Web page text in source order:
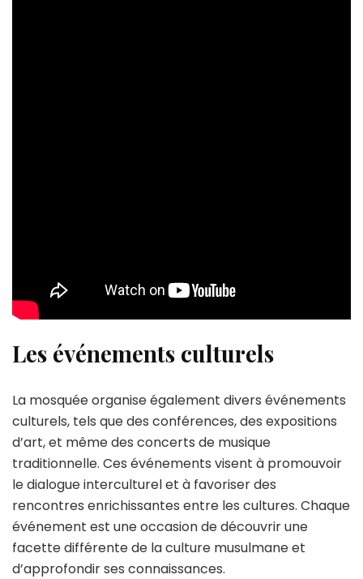
Les événements culturels
La mosquée organise également divers événements
culturels, tels que des conférences, des expositions
d’art, et même des concerts de musique
traditionnelle. Ces événements visent à promouvoir
le dialogue interculturel et à favoriser des
rencontres enrichissantes entre les cultures. Chaque
événement est une occasion de découvrir une
facette différente de la culture musulmane et
d’approfondir ses connaissances.